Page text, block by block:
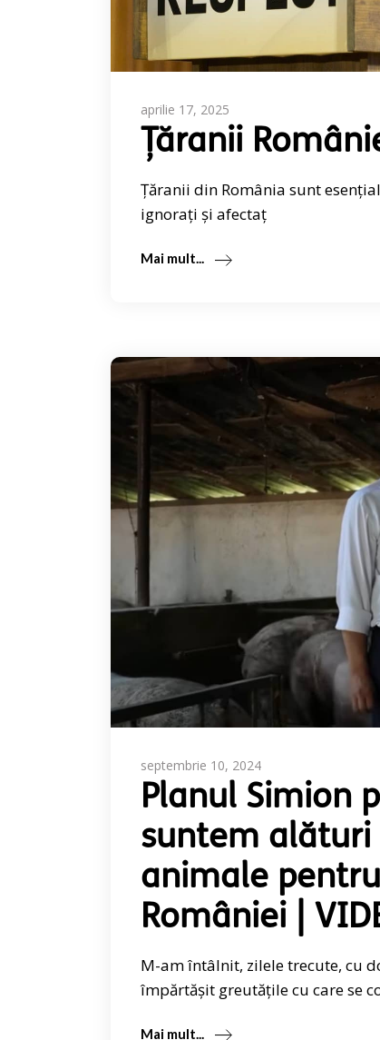
aprilie 17, 2025
Țăranii
Țăranii din România sunt
ignorați și afectaț
Mai mult...
septembrie 10, 2024
Planul Simion
suntem alături
animale
României |
M-am întâlnit, zilele trecute, cu
împărtășit greutățile cu care se
Mai mult...